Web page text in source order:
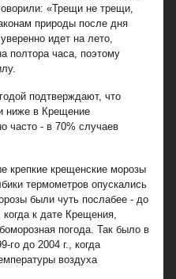
«Трещи не трещи,
природы после дня
идет на лето,
полтора часа, поэтому
подтверждают, что
ниже в Крещение
часто - в 70% случаев
крепкие крещенские морозы
термометров опускались
были чуть послабее - до
к дате Крещения,
погода. Так было в
го до 2004 г., когда
воздуха